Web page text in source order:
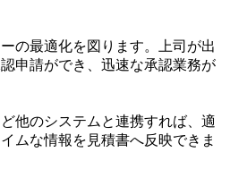
の最適化を図ります。上司が出
申請ができ、迅速な承認業務が
他のシステムと連携すれば、適
ムな情報を見積書へ反映できま